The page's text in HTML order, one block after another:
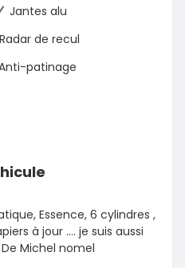
Jantes alu
Radar de recul
patinage
Essence, 6 cylindres ,
à jour …. je suis aussi
De Michel nomel